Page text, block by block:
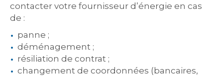
contacter votre fournisseur d’énergie en cas
de :
panne ;
déménagement ;
résiliation de contrat ;
changement de coordonnées (bancaires,